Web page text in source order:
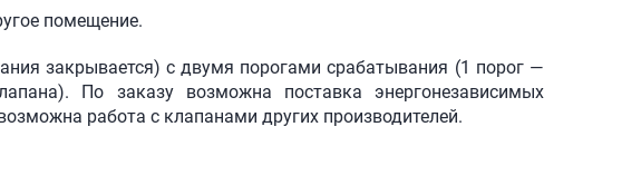
помещение.
закрывается) с двумя порогами срабатывания (1 порог —
По заказу возможна поставка энергонезависимых
работа с клапанами других производителей.